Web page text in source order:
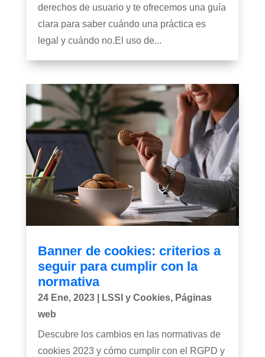
derechos de usuario y te ofrecemos una guía
clara para saber cuándo una práctica es
legal y cuándo no.El uso de...
Banner de cookies: criterios a
seguir para cumplir con la
normativa
24 Ene, 2023| LSSI y Cookies, Páginas
web
Descubre los cambios en las normativas de
cookies 2023 y cómo cumplir con el RGPD y